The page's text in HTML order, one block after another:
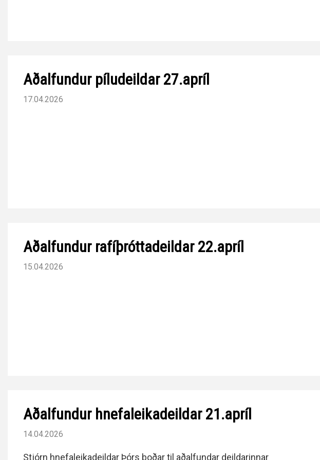
Aðalfundur píludeildar 27.apríl
17.04.2026
Aðalfundur rafíþróttadeildar 22.apríl
15.04.2026
Aðalfundur hnefaleikadeildar 21.apríl
14.04.2026
Stjórn hnefaleikadeildar Þórs boðar til aðalfundar deildarinnar